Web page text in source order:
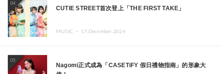
04
CUTIE STREET首次登上「THE FIRST TAKE」
MUSIC ・ 17.December.2024
05
Nagomi正式成為「CASETiFY 假日禮物指南」的形象大